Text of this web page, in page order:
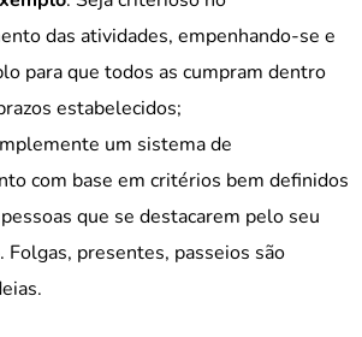
das atividades, empenhando-se e
para que todos as cumpram dentro
estabelecidos;
um sistema de
com base em critérios bem definidos
que se destacarem pelo seu
Folgas, presentes, passeios são